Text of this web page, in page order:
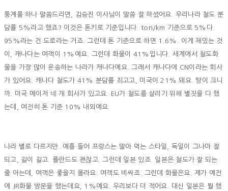
통계를 하나 말씀드리면, 김승진 이사님이 말씀 잘 하셨어요. 우리나라 철도 분
담률 5%라고 했죠? 이것은 톤키로 기준입니다. ton/km 기준으로 5%다.
95%라는 건 도로라는 거죠. 그런데 톤 기준으로 하면 1.6%. 이게 재밌는 것
이, 캐나다는 여객이 1%예요. 그런데 화물이 41%입니다. 세계에서 철도화
물을 가장 많이 운송하는 나라가 캐나다예요. 그래서 캐나다에 CN이라는 회사
가 있어요. 캐나다 철도가 41% 분담률 최고고, 미국이 21% 돼요. 땅이 크니
까. 미국 메이저 네 개 회사가 있고요. EU가 철도를 살리기 위해 별짓을 다 했
는데, 여전히 톤 기준 10% 내외예요.
나라 별로 다르지만. 예를 들어 프랑스는 말아 먹는 스타일, 독일이 그나마 잘
되고, 길이 길고. 폴란드도 괜찮고. 그런데 일본 있죠. 일본은 철도가 잘 되는
줄 아는데, 여객은 좋을지 몰라요. 여객도 비싸죠. 그런데 화물은요. 제가 예전
에 JR화물 방문을 했는데요, 1%예요. 우리보다 더 적어요. 대신 일본은 뭘 했